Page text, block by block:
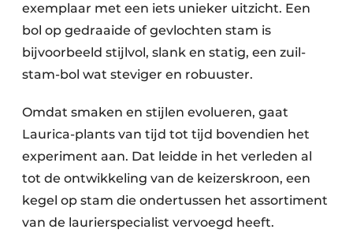
exemplaar met een iets unieker uitzicht. Een
bol op gedraaide of gevlochten stam is
bijvoorbeeld stijlvol, slank en statig, een zuil-
stam-bol wat steviger en robuuster.
Omdat smaken en stijlen evolueren, gaat
Laurica-plants van tijd tot tijd bovendien het
experiment aan. Dat leidde in het verleden al
tot de ontwikkeling van de keizerskroon, een
kegel op stam die ondertussen het assortiment
van de laurierspecialist vervoegd heeft.